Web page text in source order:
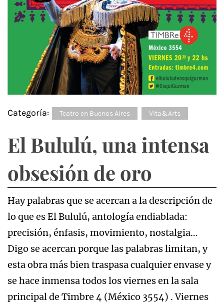
Categoría: Teatro en Buenos Aires Vita&Arts
El Bululú, una intensa
obsesión de oro
Hay palabras que se acercan a la descripción de
lo que es El Bululú, antología endiablada:
precisión, énfasis, movimiento, nostalgia…
Digo se acercan porque las palabras limitan, y
esta obra más bien traspasa cualquier envase y
se hace inmensa todos los viernes en la sala
principal de Timbre 4 (México 3554) . Viernes